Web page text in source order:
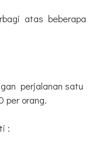
atas beberapa
perjalanan satu
per orang.
: